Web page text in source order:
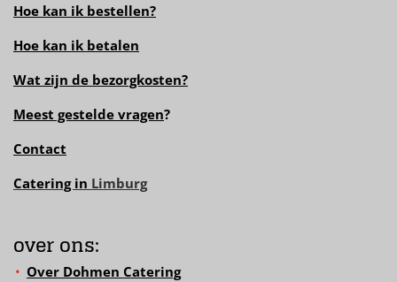
Hoe kan ik bestellen?
Hoe kan ik betalen
Wat zijn de bezorgkosten?
Meest gestelde vragen?
Contact
Catering in Limburg
over ons:
Over Dohmen Catering